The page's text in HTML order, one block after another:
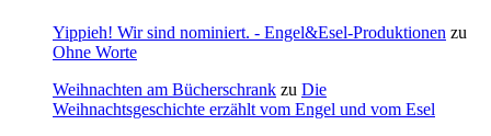
Yippieh! Wir sind nominiert. - Engel&Esel-Produktionen zu
Ohne Worte
Weihnachten am Bücherschrank zu Die
Weihnachtsgeschichte erzählt vom Engel und vom Esel